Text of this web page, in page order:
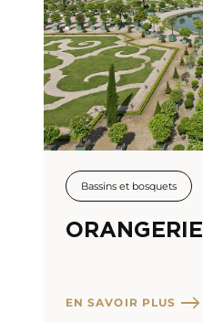
Bassins et bosquets
ORANGERIE
EN SAVOIR PLUS